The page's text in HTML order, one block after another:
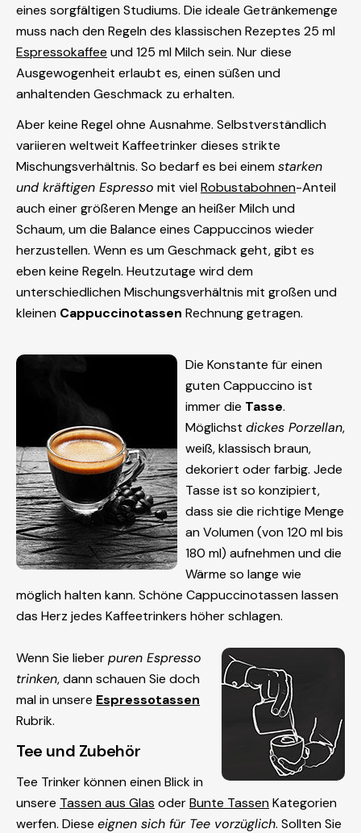
eines sorgfältigen Studiums. Die ideale Getränkemenge
muss nach den Regeln des klassischen Rezeptes 25 ml
Espressokaffee und 125 ml Milch sein. Nur diese
Ausgewogenheit erlaubt es, einen süßen und
anhaltenden Geschmack zu erhalten.
Aber keine Regel ohne Ausnahme. Selbstverständlich
variieren weltweit Kaffeetrinker dieses strikte
Mischungsverhältnis. So bedarf es bei einemstarken
und kräftigen Espresso mit vielRobustabohnen-Anteil
auch einer größeren Menge an heißer Milch und
Schaum, um die Balance eines Cappuccinos wieder
herzustellen. Wenn es um Geschmack geht, gibt es
eben keine Regeln. Heutzutage wird dem
unterschiedlichen Mischungsverhältnis mit großen und
kleinen Cappuccinotassen Rechnung getragen.
Die Konstante für einen
guten Cappuccino ist
immer die Tasse.
Möglichst dickes Porzellan,
weiß, klassisch braun,
dekoriert oder farbig. Jede
Tasse ist so konzipiert,
dass sie die richtige Menge
an Volumen (von 120 ml bis
180 ml) aufnehmen und die
Wärme so lange wie
möglich halten kann. Schöne Cappuccinotassen lassen
das Herz jedes Kaffeetrinkers höher schlagen.
Wenn Sie lieberpuren Espresso
trinken, dann schauen Sie doch
mal in unsere Espressotassen
Rubrik.
Tee und Zubehör
Tee Trinker können einen Blick in
unsere Tassen aus Glas oderBunte TassenKategorien
werfen. Diese eignen sich für Tee vorzüglich. Sollten Sie